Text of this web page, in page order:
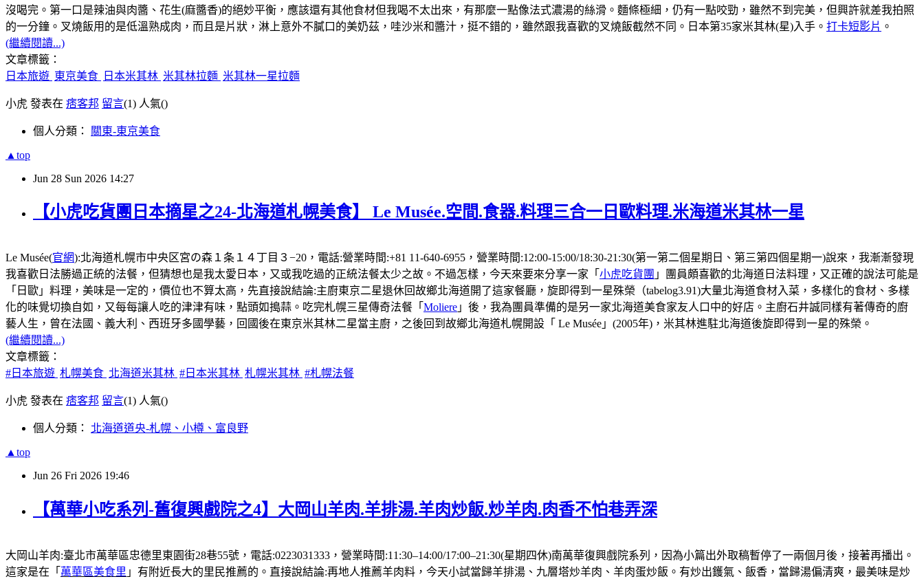
沒喝完。第一口是辣油與肉醬、花生(麻醬香)的絕妙平衡，應該還有其他食材但我喝不太出來，有那麼一點像法式濃湯的絲滑。麵條極細，仍有一點咬勁，雖然不到完美，但興許就差我拍照
的一分鐘。叉燒飯用的是低溫熟成肉，而且是片狀，淋上意外不膩口的美奶茲，哇沙米和醬汁，挺不錯的，雖然跟我喜歡的叉燒飯截然不同。日本第35家米其林(星)入手。 打卡短影片 。
(繼續閱讀...)
文章標籤：
日本旅遊 東京美食 日本米其林 米其林拉麵 米其林一星拉麵
小虎 發表在 痞客邦 留言(1) 人氣()
個人分類： 關東-東京美食
▲top
Jun 28 Sun 2026 14:27
【小虎吃貨團日本摘星之24-北海道札幌美食】 Le Musée.空間.食器.料理三合一日歐料理.米海道米其林一星
Le Musée(官網):北海道札幌市中央区宮の森１条１４丁目３−20，電話:營業時間:+81 11-640-6955，營業時間:12:00-15:00/18:30-21:30(第一第二個星期日、第三第四個星期一)說來，我漸漸發現
我喜歡日法勝過正統的法餐，但猜想也是我太愛日本，又或我吃過的正統法餐太少之故。不過怎樣，今天來要來分享一家「 小虎吃貨團 」團員頗喜歡的北海道日法料理，又正確的說法可能是
「日歐」料理，美味是一定的，價位也不算太高，先直接說結論:主廚東京二星退休回故鄉北海道開了這家餐廳，旋即得到一星殊榮（tabelog3.91)大量北海道食材入菜，多樣化的食材、多樣
化的味覺切換自如，又每每讓人吃的津津有味，點頭如搗蒜。吃完札幌三星傳奇法餐「 Moliere 」後，我為團員準備的是另一家北海道美食家友人口中的好店。主廚石井誠同樣有著傳奇的廚
藝人生，曾在法國、義大利、西班牙多國學藝，回國後在東京米其林二星當主廚，之後回到故鄉北海道札幌開設「 Le Musée」(2005年)，米其林進駐北海道後旋即得到一星的殊榮。
(繼續閱讀...)
文章標籤：
#日本旅遊 札幌美食 北海道米其林 #日本米其林 札幌米其林 #札幌法餐
小虎 發表在 痞客邦 留言(1) 人氣()
個人分類： 北海道道央-札幌、小樽、富良野
▲top
Jun 26 Fri 2026 19:46
【萬華小吃系列-舊復興戲院之4】大岡山羊肉.羊排湯.羊肉炒飯.炒羊肉.肉香不怕巷弄深
大岡山羊肉:臺北市萬華區忠德里東園街28巷55號，電話:0223031333，營業時間:11:30–14:00/17:00–21:30(星期四休)南萬華復興戲院系列，因為小篇出外取稿暫停了一兩個月後，接著再播出。
這家是在「 萬華區美食里 」有附近長大的里民推薦的。直接說結論:再地人推薦羊肉料，今天小試當歸羊排湯、九層塔炒羊肉、羊肉蛋炒飯。有炒出鑊氣、飯香，當歸湯偏清爽，最美味是炒